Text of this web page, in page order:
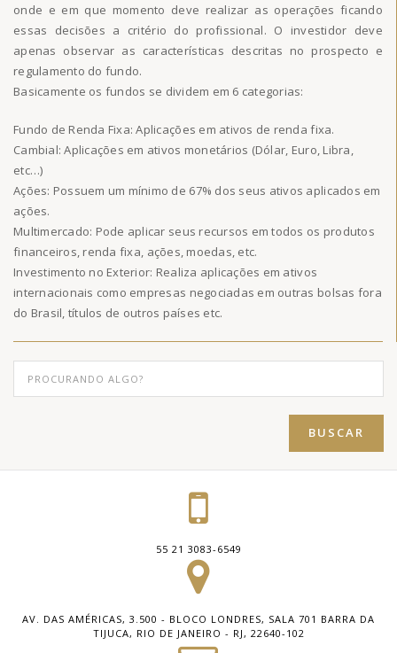
onde e em que momento deve realizar as operações ficando
essas decisões a critério do profissional. O investidor deve
apenas observar as características descritas no prospecto e
regulamento do fundo.
Basicamente os fundos se dividem em 6 categorias:
Fundo de Renda Fixa: Aplicações em ativos de renda fixa.
Cambial: Aplicações em ativos monetários (Dólar, Euro, Libra,
etc…)
Ações: Possuem um mínimo de 67% dos seus ativos aplicados em
ações.
Multimercado: Pode aplicar seus recursos em todos os produtos
financeiros, renda fixa, ações, moedas, etc.
Investimento no Exterior: Realiza aplicações em ativos
internacionais como empresas negociadas em outras bolsas fora
do Brasil, títulos de outros países etc.
BUSCAR
55 21 3083-6549
AV. DAS AMÉRICAS, 3.500 - BLOCO LONDRES, SALA 701 BARRA DA
TIJUCA, RIO DE JANEIRO - RJ, 22640-102